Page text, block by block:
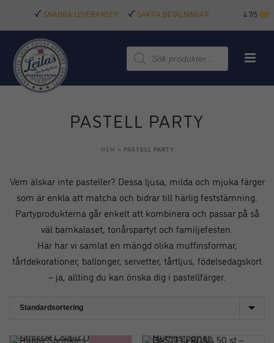
SNABBA LEVERANSER SÄKRA BETALNINGAR 4.7/5
Produktsökning
PASTELL PARTY
HEM » PASTELL PARTY
Vem älskar inte pasteller? Dessa ljusa, milda och mjuka färger
som är enkla att matcha och bidrar till härlig feststämning.
Partyprodukterna går enkelt att kombinera och passar på så
väl barnkalaset, tonårspartyt och familjefesten.
Här har vi samlat en mängd olika muffinsformar,
tårtdekorationer, ballonger, servetter, tårtljus, födelsedagskort
– ja, allting du kan önska dig i pastellfärger.